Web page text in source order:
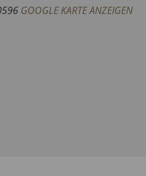
GOOGLE KARTE ANZEIGEN